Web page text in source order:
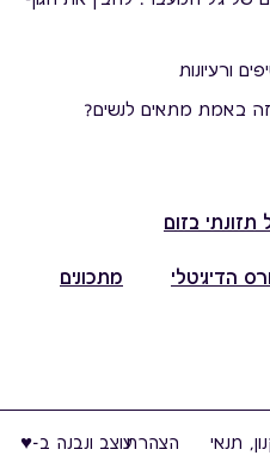
ורעיונות
זה באמת מתאים לנשים?
תזונתי בזום
הדיגיטלי מתכונים
תנאי
הצהרתעוצב ונבנה ב-♥︎